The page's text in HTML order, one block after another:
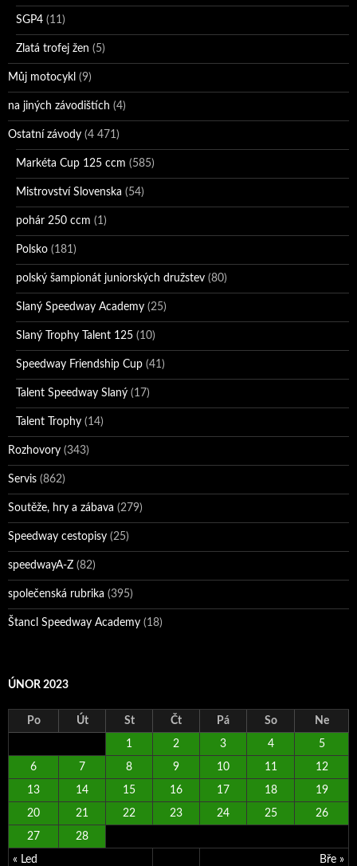
SGP4 (11)
Zlatá trofej žen (5)
Můj motocykl (9)
na jiných závodištích (4)
Ostatní závody (4 471)
Markéta Cup 125 ccm (585)
Mistrovství Slovenska (54)
pohár 250 ccm (1)
Polsko (181)
polský šampionát juniorských družstev (80)
Slaný Speedway Academy (25)
Slaný Trophy Talent 125 (10)
Speedway Friendship Cup (41)
Talent Speedway Slaný (17)
Talent Trophy (14)
Rozhovory (343)
Servis (862)
Soutěže, hry a zábava (279)
Speedway cestopisy (25)
speedwayA-Z (82)
společenská rubrika (395)
Štancl Speedway Academy (18)
ÚNOR 2023
Po Út St Čt Pá So Ne
« Led Bře »
1 2 3 4 5
6 7 8 9 10 11 12
13 14 15 16 17 18 19
20 21 22 23 24 25 26
27 28